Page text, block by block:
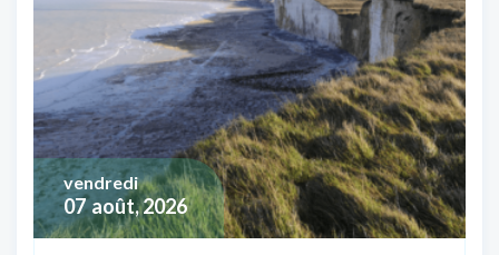
07 août, 2026
vendredi